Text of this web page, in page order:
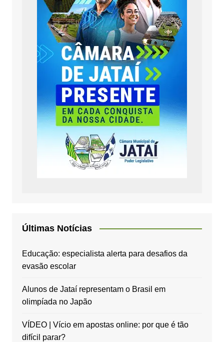
Últimas Notícias
Educação: especialista alerta para desafios da
evasão escolar
Alunos de Jataí representam o Brasil em
olimpíada no Japão
VÍDEO | Vício em apostas online: por que é tão
difícil parar?